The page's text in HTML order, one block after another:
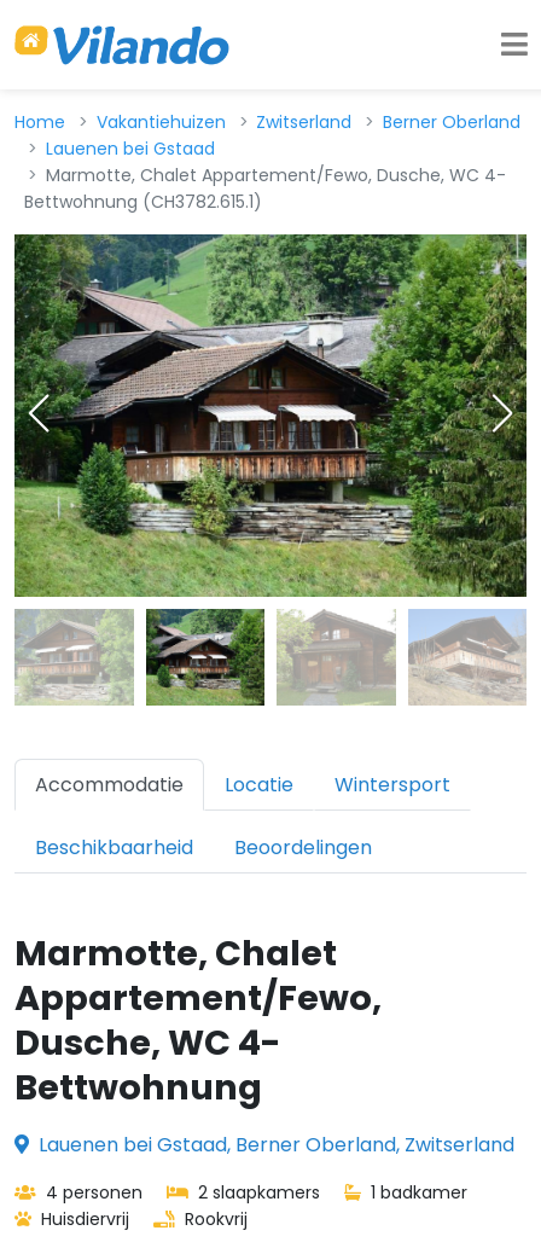
Home Vakantiehuizen Zwitserland
Berner Oberland
Lauenen bei Gstaad
Marmotte, Chalet Appartement/Fewo, Dusche, WC 4-
Bettwohnung (CH3782.615.1)
Accommodatie Locatie Wintersport
Beschikbaarheid Beoordelingen
Marmotte, Chalet
Appartement/Fewo,
Dusche, WC 4-
Bettwohnung
Lauenen bei Gstaad, Berner Oberland, Zwitserland
4 personen 2 slaapkamers
1 badkamer
Huisdiervrij
Rookvrij